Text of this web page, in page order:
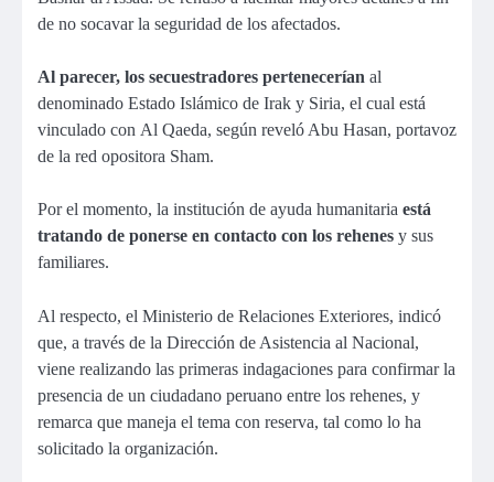
de no socavar la seguridad de los afectados.
Al parecer, los secuestradores pertenecerían al
denominado Estado Islámico de Irak y Siria, el cual está
vinculado con Al Qaeda, según reveló Abu Hasan, portavoz
de la red opositora Sham.
Por el momento, la institución de ayuda humanitaria está
tratando de ponerse en contacto con los rehenes y sus
familiares.
Al respecto, el Ministerio de Relaciones Exteriores, indicó
que, a través de la Dirección de Asistencia al Nacional,
viene realizando las primeras indagaciones para confirmar la
presencia de un ciudadano peruano entre los rehenes, y
remarca que maneja el tema con reserva, tal como lo ha
solicitado la organización.